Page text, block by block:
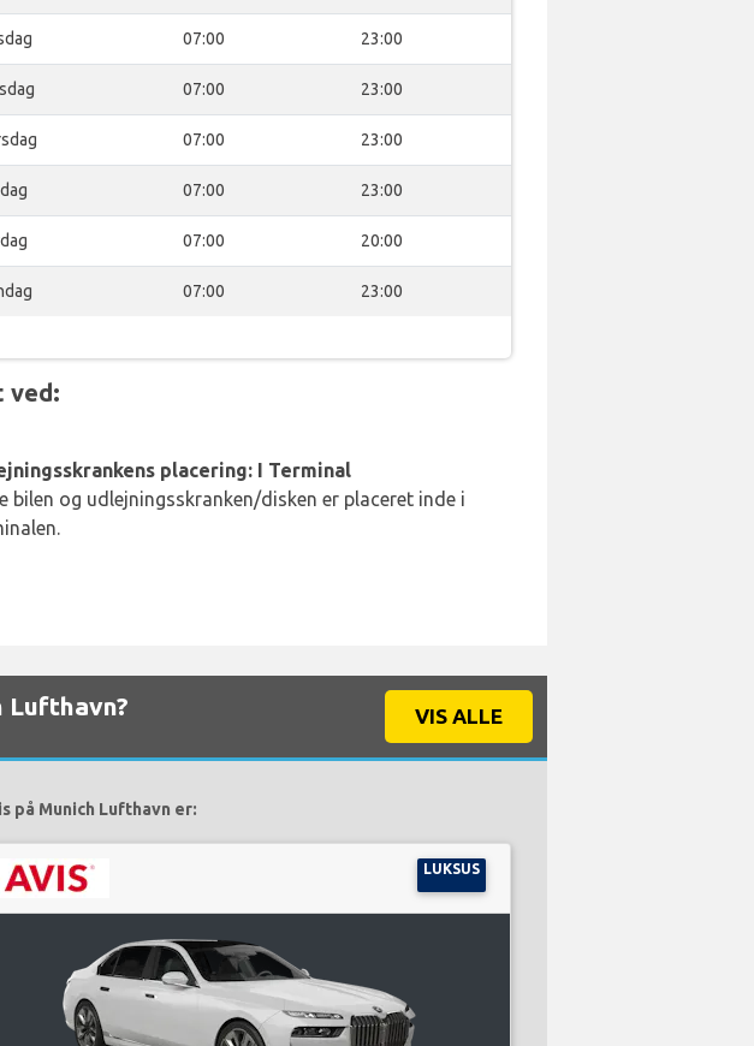
07:00 23:00
07:00 23:00
07:00 23:00
07:00 23:00
07:00 20:00
07:00 23:00
ved:
placering: I Terminal
bilen og udlejningsskranken/disken er placeret inde i
Lufthavn? VIS ALLE
Munich Lufthavn er:
LUKSUS